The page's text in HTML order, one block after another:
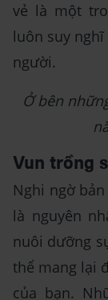
vẻ là một
luôn suy
người.
Ở bên
Vun trồng
Nghi ngờ
là nguyên
nuôi dưỡng
thể mang lại
của bạn.